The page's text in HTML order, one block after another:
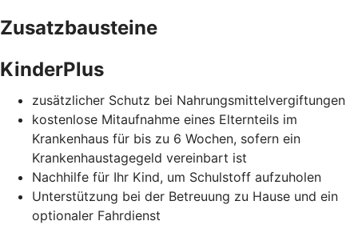
Zusatzbausteine
KinderPlus
zusätzlicher Schutz bei Nahrungsmittelvergiftungen
kostenlose Mitaufnahme eines Elternteils im
Krankenhaus für bis zu 6 Wochen, sofern ein
Krankenhaustagegeld vereinbart ist
Nachhilfe für Ihr Kind, um Schulstoff aufzuholen
Unterstützung bei der Betreuung zu Hause und ein
optionaler Fahrdienst